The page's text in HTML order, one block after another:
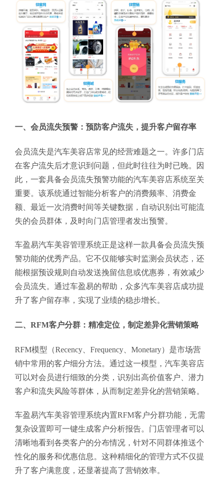
一、会员流失预警：预防客户流失，提升客户留存率
会员流失是汽车美容店常见的经营难题之一。许多门店
在客户流失后才意识到问题，但此时往往为时已晚。因
此，一套具备会员流失预警功能的汽车美容店系统至关
重要。该系统通过智能分析客户的消费频率、消费金
额、最近一次消费时间等关键数据，自动识别出可能流
失的会员群体，及时向门店管理者发出预警。
车盈易汽车美容管理系统正是这样一款具备会员流失预
警功能的优秀产品。它不仅能够实时监测会员状态，还
能根据预设规则自动发送挽留信息或优惠券，有效减少
会员流失。通过车盈易的帮助，众多汽车美容店成功提
升了客户留存率，实现了业绩的稳步增长。
二、RFM客户分群：精准定位，制定差异化营销策略
RFM模型（Recency、Frequency、Monetary）是市场营
销中常用的客户细分方法。通过这一模型，汽车美容店
可以对会员进行细致的分类，识别出高价值客户、潜力
客户和流失风险等群体，从而制定差异化的营销策略。
车盈易汽车美容管理系统内置RFM客户分群功能，无需
复杂设置即可一键生成客户分析报告。门店管理者可以
清晰地看到各类客户的分布情况，针对不同群体推送个
性化的服务和优惠信息。这种精细化的管理方式不仅提
升了客户满意度，还显著提高了营销效率。